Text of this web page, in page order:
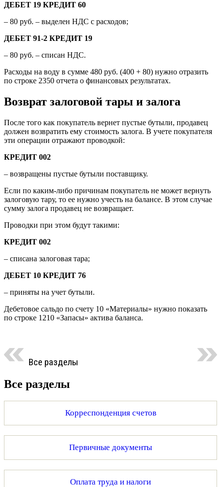
ДЕБЕТ 19 КРЕДИТ 60
– 80 руб. – выделен НДС с расходов;
ДЕБЕТ 91-2 КРЕДИТ 19
– 80 руб. – списан НДС.
Расходы на воду в сумме 480 руб. (400 + 80) нужно отразить
по строке 2350 отчета о финансовых результатах.
Возврат залоговой тары и залога
После того как покупатель вернет пустые бутыли, продавец
должен возвратить ему стоимость залога. В учете покупателя
эти операции отражают проводкой:
КРЕДИТ 002
– возвращены пустые бутыли поставщику.
Если по каким-либо причинам покупатель не может вернуть
залоговую тару, то ее нужно учесть на балансе. В этом случае
сумму залога продавец не возвращает.
Проводки при этом будут такими:
КРЕДИТ 002
– списана залоговая тара;
ДЕБЕТ 10 КРЕДИТ 76
– приняты на учет бутыли.
Дебетовое сальдо по счету 10 «Материалы» нужно показать
по строке 1210 «Запасы» актива баланса.
Все разделы
Все разделы
Корреспонденция счетов
Первичные документы
Оплата труда и налоги